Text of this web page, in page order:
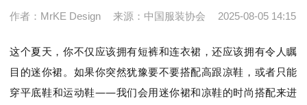
作者：MrKE Design 来源：中国服装协会 2025-08-05 14:15
这个夏天，你不仅应该拥有短裤和连衣裙，还应该拥有令人瞩
目的迷你裙。如果你突然犹豫要不要搭配高跟凉鞋，或者只能
穿平底鞋和运动鞋——我们会用迷你裙和凉鞋的时尚搭配来进